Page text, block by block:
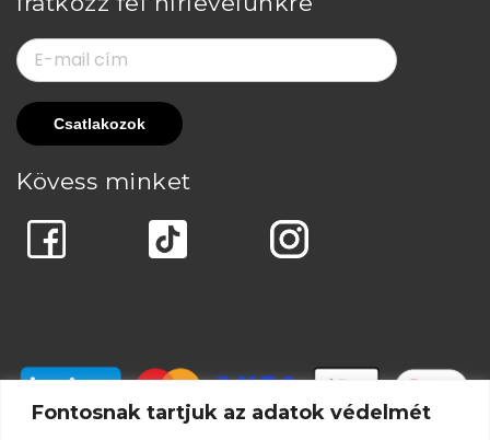
Fontosnak tartjuk az adatok védelmét
Kövess minket